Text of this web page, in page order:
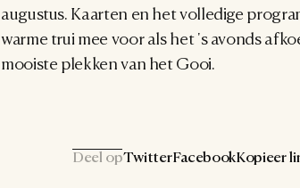
augustus. Kaarten en het volledige
warme trui mee voor als het 's avonds
mooiste plekken van het Gooi.
Deel opTwitterFacebookKopieer